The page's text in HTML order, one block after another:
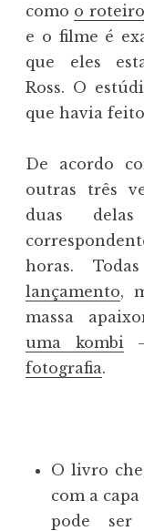
como o roteiro
e o filme é
que eles
Ross. O
que havia
De acordo
outras três
duas
horas.
lançamento,
massa
uma kombi
fotografia.
O livro
com a
pode ser